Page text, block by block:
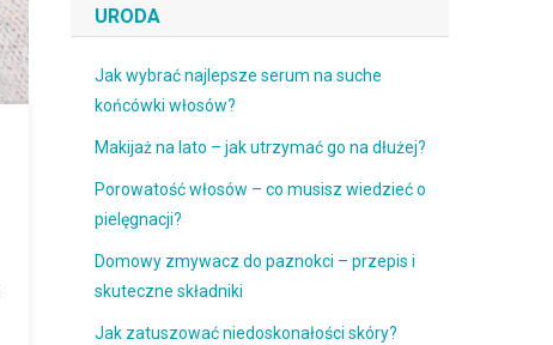
URODA
Jak wybrać najlepsze serum na suche
końcówki włosów?
Makijaż na lato – jak utrzymać go na dłużej?
Porowatość włosów – co musisz wiedzieć o
pielęgnacji?
Domowy zmywacz do paznokci – przepis i
skuteczne składniki
Jak zatuszować niedoskonałości skóry?